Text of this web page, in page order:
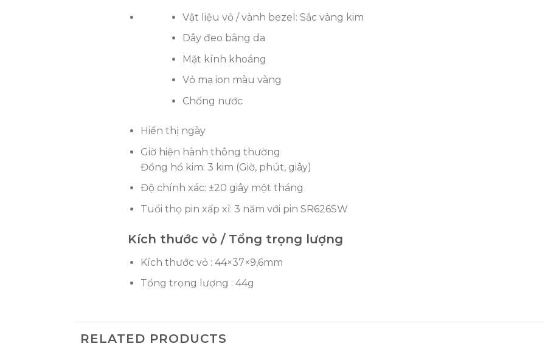
Vật liệu vỏ / vành bezel: Sắc vàng kim
Dây đeo bằng da
Mặt kính khoáng
Vỏ mạ ion màu vàng
Chống nước
Hiển thị ngày
Giờ hiện hành thông thường
Đồng hồ kim: 3 kim (Giờ, phút, giây)
Độ chính xác: ±20 giây một tháng
Tuổi thọ pin xấp xỉ: 3 năm với pin SR626SW
Kích thước vỏ / Tổng trọng lượng
Kích thước vỏ : 44×37×9,6mm
Tổng trọng lượng : 44g
RELATED PRODUCTS